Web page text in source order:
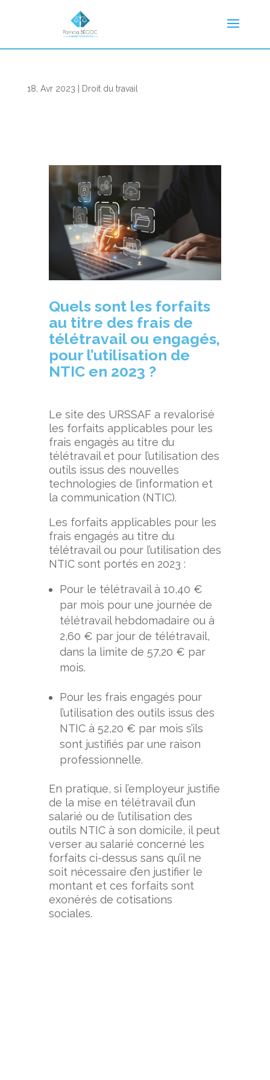
18, Avr 2023 Droit du travail
Quelssont les forfaits
au titre des frais de
télétravail ou engagés,
pour l’utilisation de
NTIC en 2023 ?
Le site des URSSAF a revalorisé
les forfaits applicables pour les
frais engagés au titre du
télétravail et pour l’utilisation des
outils issus des nouvelles
technologies de l’information et
la communication (NTIC).
Les forfaits applicables pour les
frais engagés au titre du
télétravail ou pour l’utilisation des
NTIC sont portés en 2023 :
Pour le télétravail à 10,40 €
par mois pour une journée de
télétravail hebdomadaire ou à
2,60 € par jour de télétravail,
dans la limite de 57,20 € par
mois.
Pour les frais engagés pour
l’utilisation des outils issus des
NTIC à 52,20 € par mois s’ils
sont justifiés par une raison
professionnelle.
En pratique, si l’employeur justifie
de la mise en télétravail d’un
salarié ou de l’utilisation des
outils NTIC à son domicile, il peut
verser au salarié concerné les
forfaits ci-dessus sans qu’il ne
soit nécessaire d’en justifier le
montant et ces forfaits sont
exonérés de cotisations
sociales.